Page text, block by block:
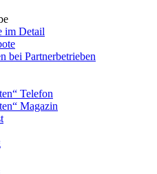
im Detail
bei Partnerbetrieben
Telefon
Magazin